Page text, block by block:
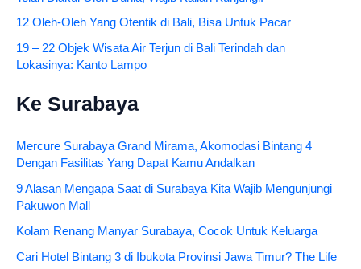
12 Oleh-Oleh Yang Otentik di Bali, Bisa Untuk Pacar
19 – 22 Objek Wisata Air Terjun di Bali Terindah dan
Lokasinya: Kanto Lampo
Ke Surabaya
Mercure Surabaya Grand Mirama, Akomodasi Bintang 4
Dengan Fasilitas Yang Dapat Kamu Andalkan
9 Alasan Mengapa Saat di Surabaya Kita Wajib Mengunjungi
Pakuwon Mall
Kolam Renang Manyar Surabaya, Cocok Untuk Keluarga
Cari Hotel Bintang 3 di Ibukota Provinsi Jawa Timur? The Life